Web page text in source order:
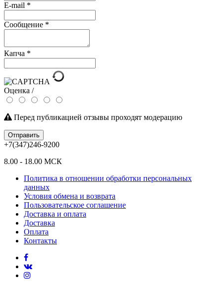
E-mail *
Сообщение *
Капча *
Оценка /
Перед публикацией отзывы проходят модерацию
Отправить
+7(347)246-9200
8.00 - 18.00 МСК
Политика в отношении обработки персональных
данных
Условия обмена и возврата
Пользовательское соглашение
Доставка и оплата
Доставка
Оплата
Контакты